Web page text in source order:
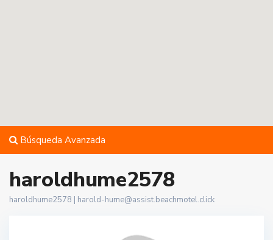
Búsqueda Avanzada
haroldhume2578
haroldhume2578 | harold-hume@assist.beachmotel.click